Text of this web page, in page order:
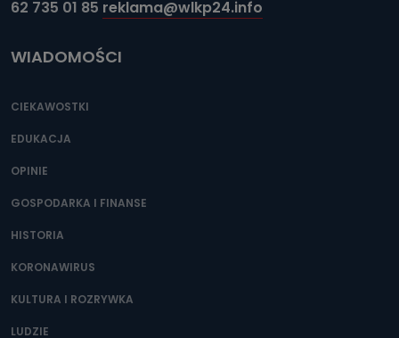
62 735 01 85 reklama@wlkp24.info
WIADOMOŚCI
CIEKAWOSTKI
EDUKACJA
OPINIE
GOSPODARKA I FINANSE
HISTORIA
KORONAWIRUS
KULTURA I ROZRYWKA
LUDZIE